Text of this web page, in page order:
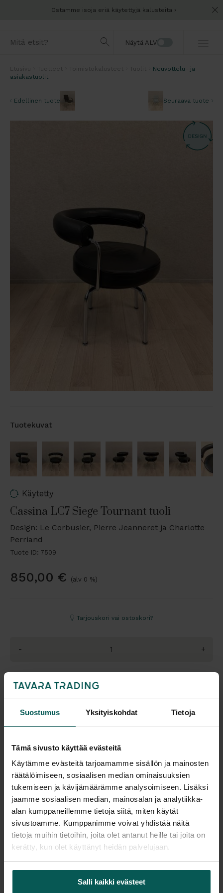
Suostumus Yksityiskohdat Tietoja
Tämä sivusto käyttää evästeitä
Käytämme evästeitä tarjoamamme sisällön ja mainosten
räätälöimiseen, sosiaalisen median ominaisuuksien
tukemiseen ja kävijämäärämme analysoimiseen. Lisäksi
jaamme sosiaalisen median, mainosalan ja analytiikka-
alan kumppaneillemme tietoja siitä, miten käytät
sivustoamme. Kumppanimme voivat yhdistää näitä
tietoja muihin tietoihin, joita olet antanut heille tai joita on
kerätty, kun olet käyttänyt heidän palvelujaan.
Salli kaikki evästeet
Ostamme isoja eriä käytettyjä kalusteita
Näytä ALV
Neuvottelu- ja
asiakastuolit
Edellinen tuote Seuraava tuote
Tuotekuvat
Käytetty
Cassina LC7 Siege Tournant tuoli
Design: Le Corbusier, Pierre Jeanneret ja Charlotte
Perriand
Tuote ID: 7509
850,00 € (alv 0 %)
Tarjouskori vai ostoskori?
- +
Pyydä tarjous
Vantaa: Tuotetta on varastossa 10 kpl
veloitamme mahdollisesti siirtomaksun)
Tulosta tuotekortti
Tuotekuvaus
Pierre Jeanneretin ja Charlotte Perriandin
yhteistyönä. Tuoli luotiin alun perin Le Corbusierin